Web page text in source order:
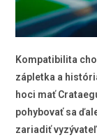
Kompatibilita
zápletka a
hoci mať
pohybovať sa
zariadiť